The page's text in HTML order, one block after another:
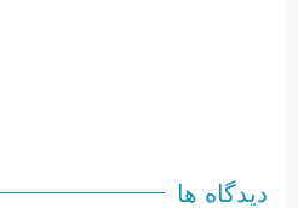
دیدگاه ها